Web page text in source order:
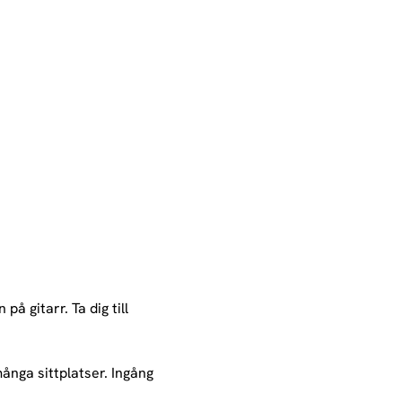
på gitarr. Ta dig till
sittplatser. Ingång